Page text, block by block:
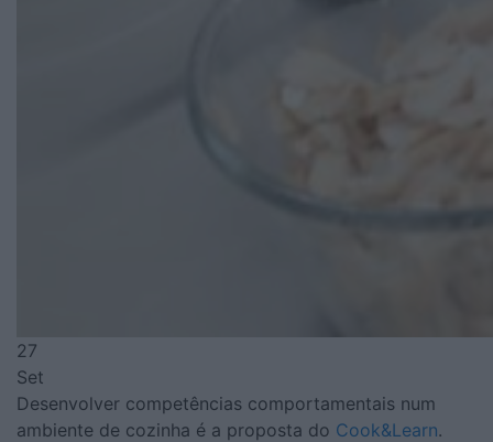
27
Set
Desenvolver competências comportamentais num
ambiente de cozinha é a proposta do Cook&Learn.